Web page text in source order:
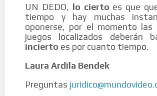
UN DEDO, lo cierto es que
tiempo y hay muchas
oponerse, por el momento
juegos localizados deberán
incierto es por cuanto tiempo.
Laura Ardila Bendek
Preguntas